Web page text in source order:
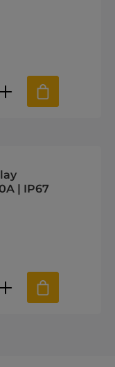
den
| IP67
den